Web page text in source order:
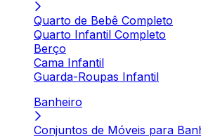
Quarto de Bebê Completo
Quarto Infantil Completo
Berço
Cama Infantil
Guarda-Roupas Infantil
Banheiro
Conjuntos de Móveis para